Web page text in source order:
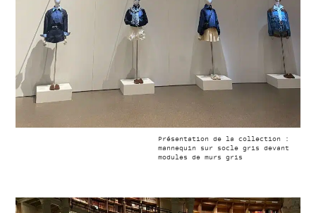
Présentation de la collection :
mannequin sur socle gris devant
modules de murs gris